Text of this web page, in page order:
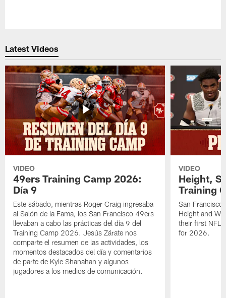
Latest Videos
VIDEO
49ers Training Camp 2026:
Día 9
Este sábado, mientras Roger Craig ingresaba
al Salón de la Fama, los San Francisco 49ers
llevaban a cabo las prácticas del día 9 del
Training Camp 2026. Jesús Zárate nos
comparte el resumen de las actividades, los
momentos destacados del día y comentarios
de parte de Kyle Shanahan y algunos
jugadores a los medios de comunicación.
VIDEO
Height,
Training
San Francisco
Height and
their first NFL
for 2026.